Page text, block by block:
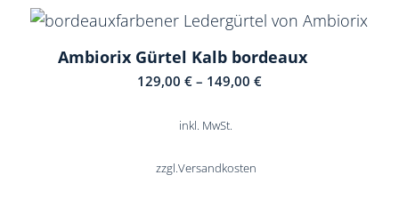
5.00
Ambiorix Gürtel Kalb bordeaux
129,00 €– 149,00 €
inkl. MwSt.
zzgl.Versandkosten